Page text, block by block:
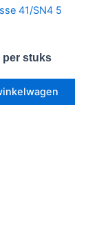
41/SN4 5
per stuks